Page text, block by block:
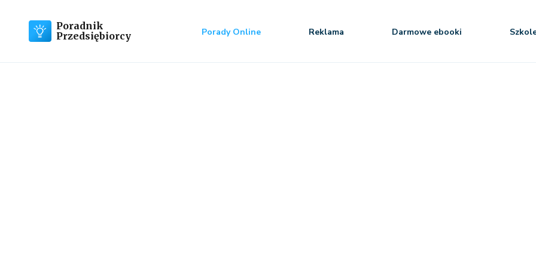
Poradnik
Przedsiębiorcy
Porady Online Reklama Darmowe ebooki